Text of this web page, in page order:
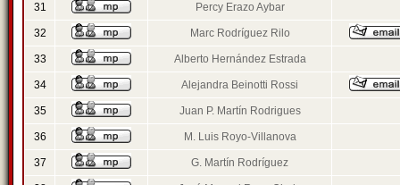
31 Percy Erazo Aybar
32 Marc Rodríguez Rilo
33 Alberto Hernández Estrada
34 Alejandra Beinotti Rossi
35 Juan P. Martín Rodrigues
36 M. Luis Royo-Villanova
37 G. Martín Rodríguez